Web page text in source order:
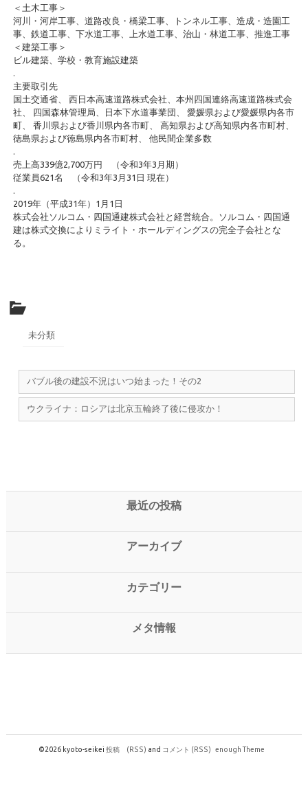
＜土木工事＞
河川・河岸工事、道路改良・橋梁工事、トンネル工事、造成・造園工
事、鉄道工事、下水道工事、上水道工事、治山・林道工事、推進工事
＜建築工事＞
ビル建築、学校・教育施設建築
主要取引先
国土交通省、 西日本高速道路株式会社、本州四国連絡高速道路株式会
社、 四国森林管理局、日本下水道事業団、 愛媛県および愛媛県内各市
町、 香川県および香川県内各市町、 高知県および高知県内各市町村、
徳島県および徳島県内各市町村、 他民間企業多数
売上高339億2,700万円 （令和3年3月期）
従業員621名 （令和3年3月31日 現在）
2019年（平成31年）1月1日
株式会社ソルコム・四国通建株式会社と経営統合。ソルコム・四国通
建は株式交換によりミライト・ホールディングスの完全子会社とな
る。
未分類
バブル後の建設不況はいつ始まった！その2
ウクライナ：ロシアは北京五輪終了後に侵攻か！
最近の投稿
アーカイブ
カテゴリー
メタ情報
©2026 kyoto-seikei投稿 (RSS) and コメント (RSS) enough Theme